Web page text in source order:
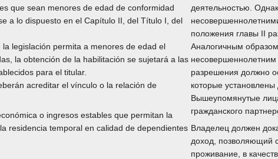
que sean menores de edad de conformidad
a lo dispuesto en el Capítulo II, del Título I, del
legislación permita a menores de edad el
la obtención de la habilitación se sujetará a las
para el titular.
acreditar el vínculo o la relación de
o ingresos estables que permitan la
residencia temporal en calidad de dependientes
деятельностью.
положения главы II
Аналогичным
несовершеннолетним
разрешения должно
которые установлены
Вышеупомянутые
гражданского
Владелец должен
доход, позволяющий
проживание, в